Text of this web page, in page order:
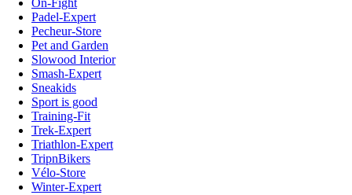
On-Fight
Padel-Expert
Pecheur-Store
Pet and Garden
Slowood Interior
Smash-Expert
Sneakids
Sport is good
Training-Fit
Trek-Expert
Triathlon-Expert
TripnBikers
Vélo-Store
Winter-Expert